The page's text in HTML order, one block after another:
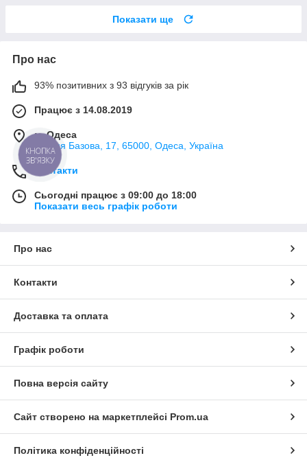
Показати ще
Про нас
93% позитивних з 93 відгуків за рік
Працює з 14.08.2019
м. Одеса
вулиця Базова, 17, 65000, Одеса, Україна
Контакти
Сьогодні працює з 09:00 до 18:00
Показати весь графік роботи
Про нас
Контакти
Доставка та оплата
Графік роботи
Повна версія сайту
Сайт створено на маркетплейсі Prom.ua
Політика конфіденційності
КНОПКА
ЗВ'ЯЗКУ